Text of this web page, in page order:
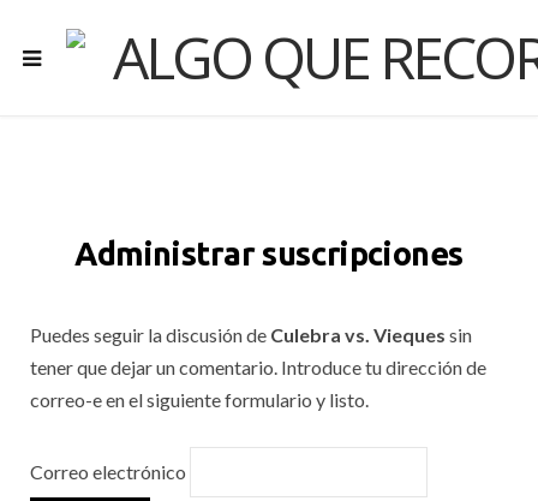
Administrar suscripciones
Puedes seguir la discusión de Culebra vs. Vieques sin
tener que dejar un comentario. Introduce tu dirección de
correo-e en el siguiente formulario y listo.
Correo electrónico